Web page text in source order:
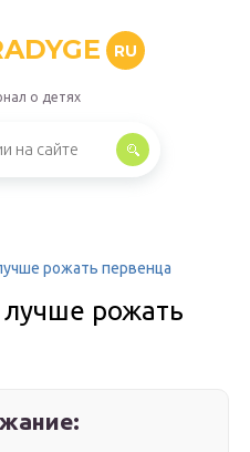
RU
о детях
рожать первенца
лучше рожать